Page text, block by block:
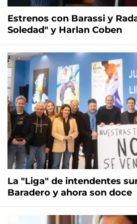
Estrenos con Barassi y
Soledad" y Harlan Coben
La "Liga" de intendentes
Baradero y ahora son doce